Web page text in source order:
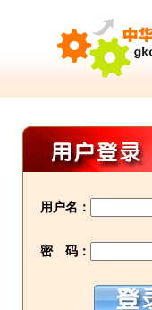
用户名：
密 码：